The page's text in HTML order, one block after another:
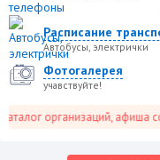
Расписание
Автобусы, электрички
Фотогалерея
учавствуйте!
организаций, афиша